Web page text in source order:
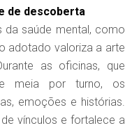
de descoberta
da saúde mental, como
adotado valoriza a arte
as oficinas, que
meia por turno, os
emoções e histórias.
vínculos e fortalece a